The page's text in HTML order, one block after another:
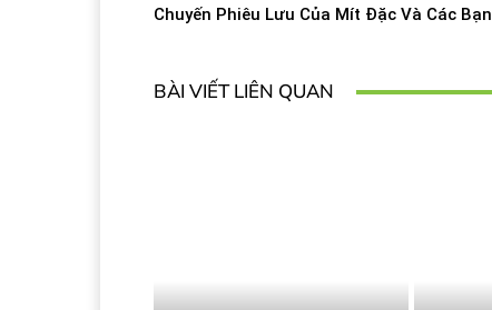
Chuyến Phiêu Lưu Của Mít Đặc Và Các Bạn
BÀI VIẾT LIÊN QUAN